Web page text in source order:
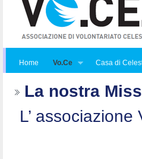
Home Vo.Ce Casa di
La nostra
L’